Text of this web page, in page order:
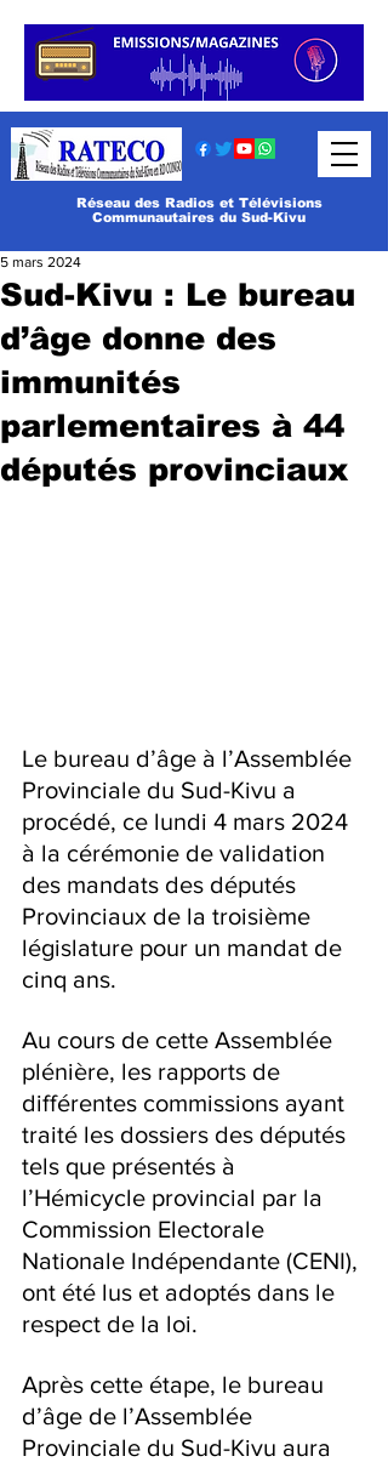
Réseau des Radios et Télévisions
Communautaires du Sud-Kivu
Sud-Kivu : Le bureau
d’âge donne des
immunités
parlementaires à 44
députés provinciaux
5 mars 2024
Le bureau d’âge à l’Assemblée
Provinciale du Sud-Kivu a
procédé, ce lundi 4 mars 2024
à la cérémonie de validation
des mandats des députés
Provinciaux de la troisième
législature pour un mandat de
cinq ans.
Au cours de cette Assemblée
plénière, les rapports de
différentes commissions ayant
traité les dossiers des députés
tels que présentés à
l’Hémicycle provincial par la
Commission Electorale
Nationale Indépendante (CENI),
ont été lus et adoptés dans le
respect de la loi.
Après cette étape, le bureau
d’âge de l’Assemblée
Provinciale du Sud-Kivu aura